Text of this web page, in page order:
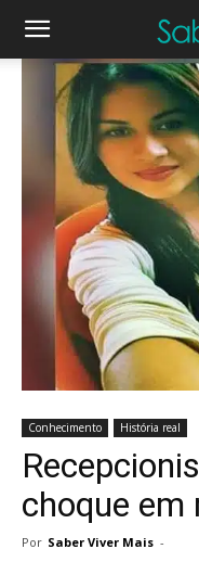
Conhecimento História real
choque em
Por Saber Viver Mais -